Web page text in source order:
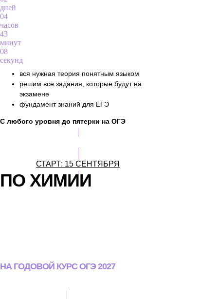
вся нужная теория понятным языком
решим все задания, которые будут на
экзамене
фундамент знаний для ЕГЭ
С любого уровня до пятерки на ОГЭ
СТАРТ: 15 СЕНТЯБРЯ
ПО ХИМИИ
НА ГОДОВОЙ КУРС ОГЭ 2027
дней
04
часов
43
минут
07
секунд